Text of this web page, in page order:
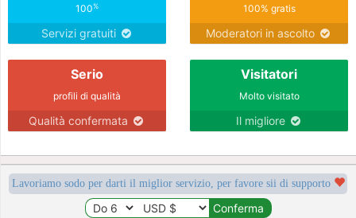
100%
Servizi gratuiti
100% gratis
Moderatori in ascolto
Serio
profili di qualità
Qualità confermata
Visitatori
Molto visitato
Il migliore
Lavoriamo sodo per darti il miglior servizio, per favore sii di supporto